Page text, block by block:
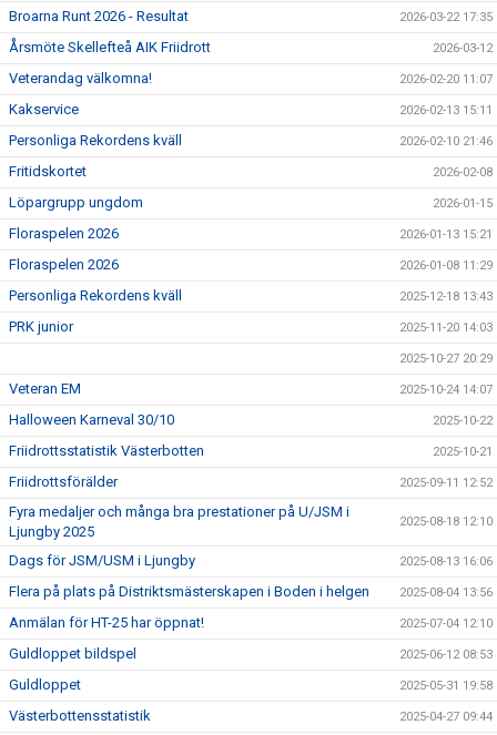
Broarna Runt 2026 - Resultat 2026-03-22 17:35
Årsmöte Skellefteå AIK Friidrott 2026-03-12
Veterandag välkomna! 2026-02-20 11:07
Kakservice 2026-02-13 15:11
Personliga Rekordens kväll 2026-02-10 21:46
Fritidskortet 2026-02-08
Löpargrupp ungdom 2026-01-15
Floraspelen 2026 2026-01-13 15:21
Floraspelen 2026 2026-01-08 11:29
Personliga Rekordens kväll 2025-12-18 13:43
PRK junior 2025-11-20 14:03
2025-10-27 20:29
Veteran EM 2025-10-24 14:07
Halloween Karneval 30/10 2025-10-22
Friidrottsstatistik Västerbotten 2025-10-21
Friidrottsförälder 2025-09-11 12:52
Fyra medaljer och många bra prestationer på U/JSM i
Ljungby 2025
2025-08-18 12:10
Dags för JSM/USM i Ljungby 2025-08-13 16:06
Flera på plats på Distriktsmästerskapen i Boden i helgen 2025-08-04 13:56
Anmälan för HT-25 har öppnat! 2025-07-04 12:10
Guldloppet bildspel 2025-06-12 08:53
Guldloppet 2025-05-31 19:58
Västerbottensstatistik 2025-04-27 09:44